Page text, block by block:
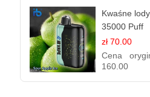
Kwaśne
35000 Puff
zł 70.00
Cena
160.00